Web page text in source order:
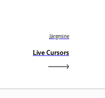
Järgmine
Live Cursors